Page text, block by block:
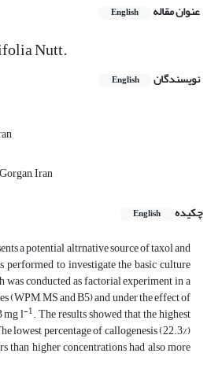
عنوان مقاله English
Nutt.
نویسندگان English
Iran
چکیده
English
a potential altrnative source of taxol and
to investigate the basic culture
was conducted as factorial experiment in a
(WPM, MS and B5) and under the effect of
mg l-1. The results showed that the highest
lowest percentage of callogenesis (22.3%)
higher concentrations had also more